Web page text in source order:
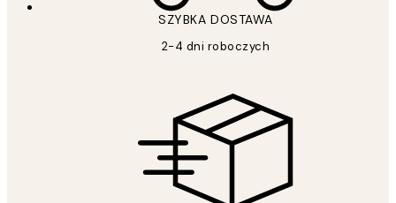
SZYBKA DOSTAWA
2-4 dni roboczych